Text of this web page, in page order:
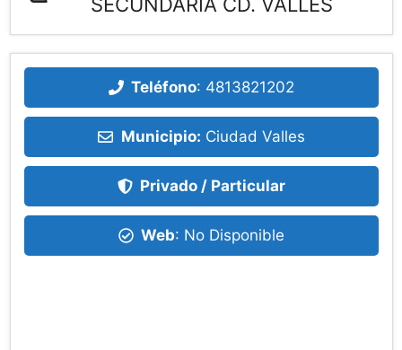
Teléfono: 4813821202
Municipio: Ciudad Valles
Privado / Particular
Web: No Disponible